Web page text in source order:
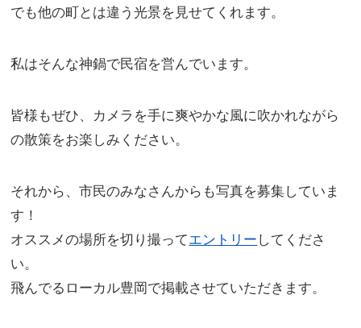
でも他の町とは違う光景を見せてくれます。
私はそんな神鍋で民宿を営んでいます。
皆様もぜひ、カメラを手に爽やかな風に吹かれながら
の散策をお楽しみください。
それから、市民のみなさんからも写真を募集していま
す！
オススメの場所を切り撮ってエントリー してくださ
い。
飛んでるローカル豊岡で掲載させていただきます。